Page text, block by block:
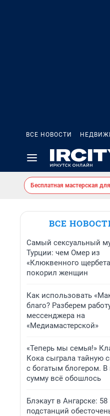
ВСЕ НОВОСТИ
Бесплатная мастерская
ВСЕ
Самый сексуальный
Турции: чем Омер из
«Клюквенного
покорил женщин
Как использовать
благо? Разберем
мессенджера на
«Медиамастерской»
«Теперь мы семья!»
Кока сыграла тайную
с богатым блогером. В
сумму всё обошлось
Блэкаут в Ангарске: 58
подстанций